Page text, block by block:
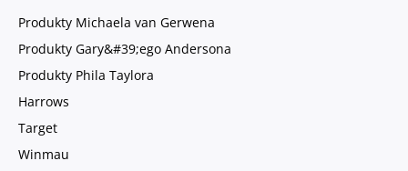
Produkty Michaela van Gerwena
Produkty Gary&#39;ego Andersona
Produkty Phila Taylora
Harrows
Target
Winmau